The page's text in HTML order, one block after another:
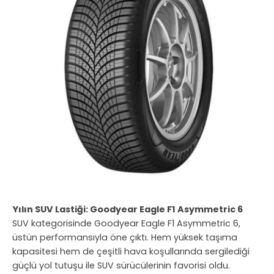
Yılın SUV Lastiği: Goodyear Eagle F1 Asymmetric 6
SUV kategorisinde Goodyear Eagle F1 Asymmetric 6,
üstün performansıyla öne çıktı. Hem yüksek taşıma
kapasitesi hem de çeşitli hava koşullarında sergilediği
güçlü yol tutuşu ile SUV sürücülerinin favorisi oldu.